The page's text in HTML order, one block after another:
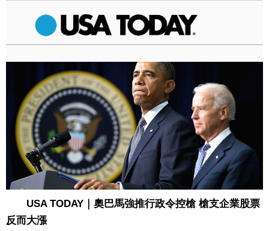
USA TODAY｜奧巴馬強推行政令控槍 槍支企業股票
反而大漲